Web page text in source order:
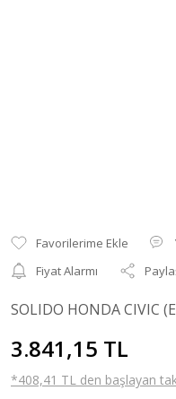
Fiyat Alarmı
SOLIDO HONDA CIVIC
3.841,15 TL
*408,41 TL den başlayan